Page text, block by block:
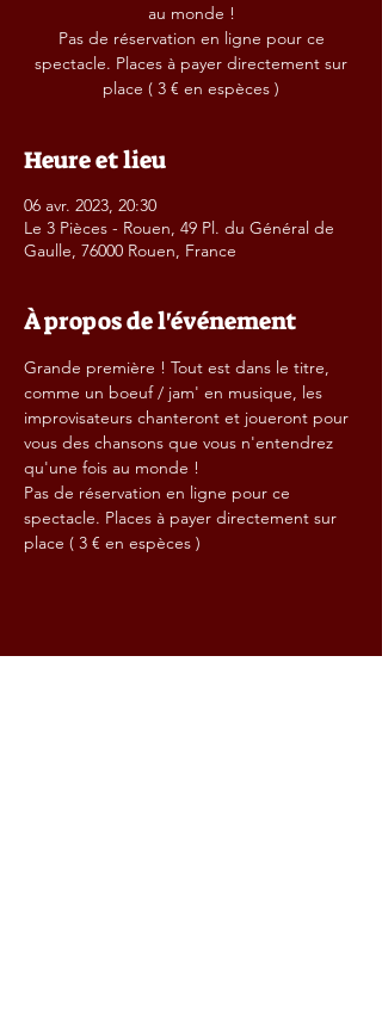
au monde !
Pas de réservation en ligne pour ce
spectacle. Places à payer directement sur
place ( 3 € en espèces )
Heure et lieu
06 avr. 2023, 20:30
Le 3 Pièces - Rouen, 49 Pl. du Général de
Gaulle, 76000 Rouen, France
À propos de l'événement
Grande première ! Tout est dans le titre,
comme un boeuf / jam' en musique, les
improvisateurs chanteront et joueront pour
vous des chansons que vous n'entendrez
qu'une fois au monde !
Pas de réservation en ligne pour ce
spectacle. Places à payer directement sur
place ( 3 € en espèces )